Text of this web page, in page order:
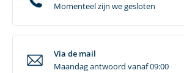
Momenteel zijn we gesloten
Via de mail
Maandag antwoord vanaf 09:00